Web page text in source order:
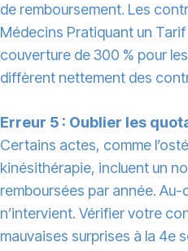
de remboursement. Les
Médecins Pratiquant un
couverture de 300 % pour
diffèrent nettement des
Erreur 5 : Oublier les
Certains actes, comme
kinésithérapie, incluent un
remboursées par année.
n’intervient. Vérifier votre
mauvaises surprises à la 4e